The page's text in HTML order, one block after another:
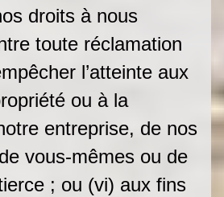
droits à nous
toute réclamation
l’atteinte aux
ou à la
entreprise, de nos
vous-mêmes ou de
; ou (vi) aux fins